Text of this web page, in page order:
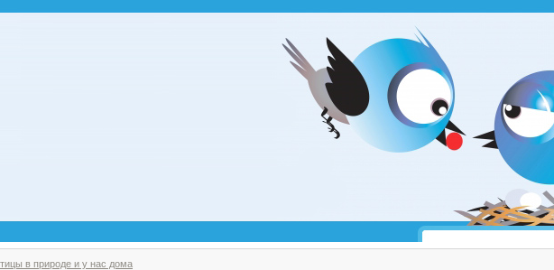
в природе и у нас дома